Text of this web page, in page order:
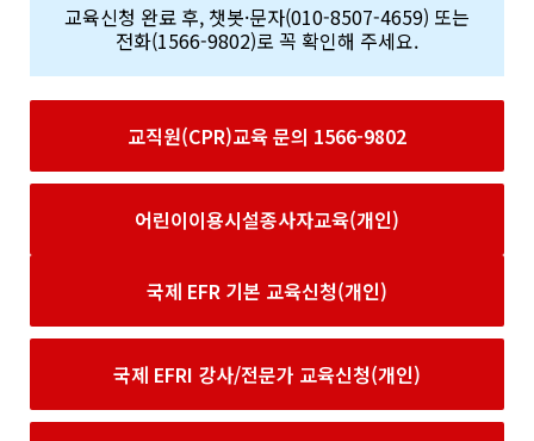
교육신청 완료 후, 챗봇·문자(010-8507-4659) 또는
전화(1566-9802)로 꼭 확인해 주세요.
교직원(CPR)교육 문의 1566-9802
어린이이용시설종사자교육(개인)
국제 EFR 기본 교육신청(개인)
국제 EFRI 강사/전문가 교육신청(개인)